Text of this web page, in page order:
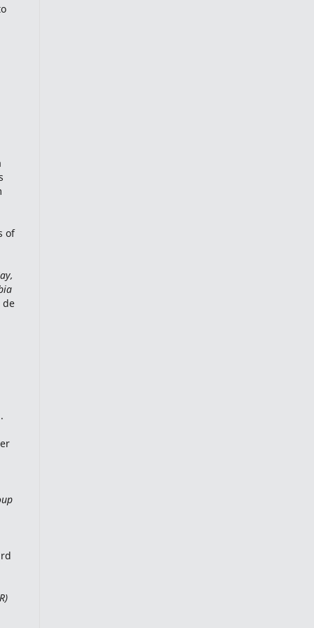
of
de